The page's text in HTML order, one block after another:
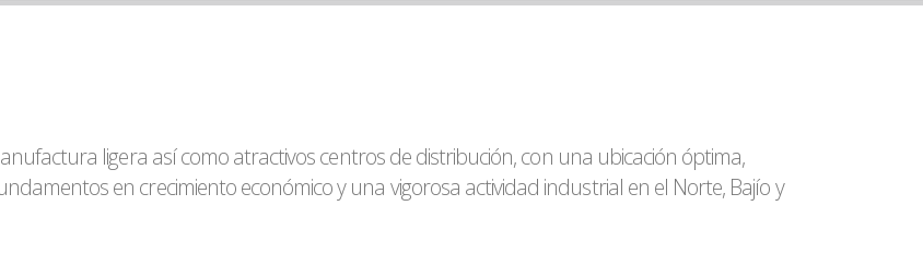
ligera así como atractivos centros de distribución, con una ubicación óptima,
en crecimiento económico y una vigorosa actividad industrial en el Norte, Bajío y